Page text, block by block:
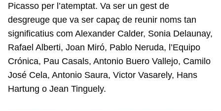
Picasso per l’atemptat. Va ser un gest de
desgreuge que va ser capaç de reunir noms tan
significatius com Alexander Calder, Sonia Delaunay,
Rafael Alberti, Joan Miró, Pablo Neruda, l’Equipo
Crónica, Pau Casals, Antonio Buero Vallejo, Camilo
José Cela, Antonio Saura, Victor Vasarely, Hans
Hartung o Jean Tinguely.